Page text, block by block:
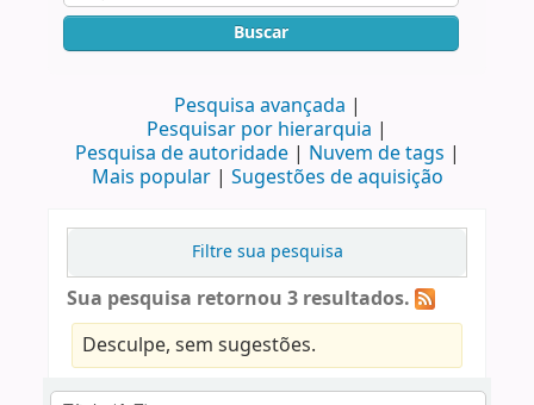
Buscar
Pesquisa avançada
Pesquisar por hierarquia
Pesquisa de autoridade
Nuvem de tags
Mais popular
Sugestões de aquisição
Filtre sua pesquisa
Sua pesquisa retornou 3 resultados.
Desculpe, sem sugestões.